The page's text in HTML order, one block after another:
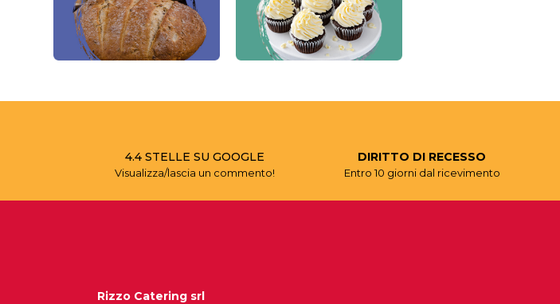
4.4 STELLE SU GOOGLE
Visualizza/lascia un commento!
DIRITTO DI RECESSO
Entro 10 giorni dal ricevimento
Rizzo Catering srl